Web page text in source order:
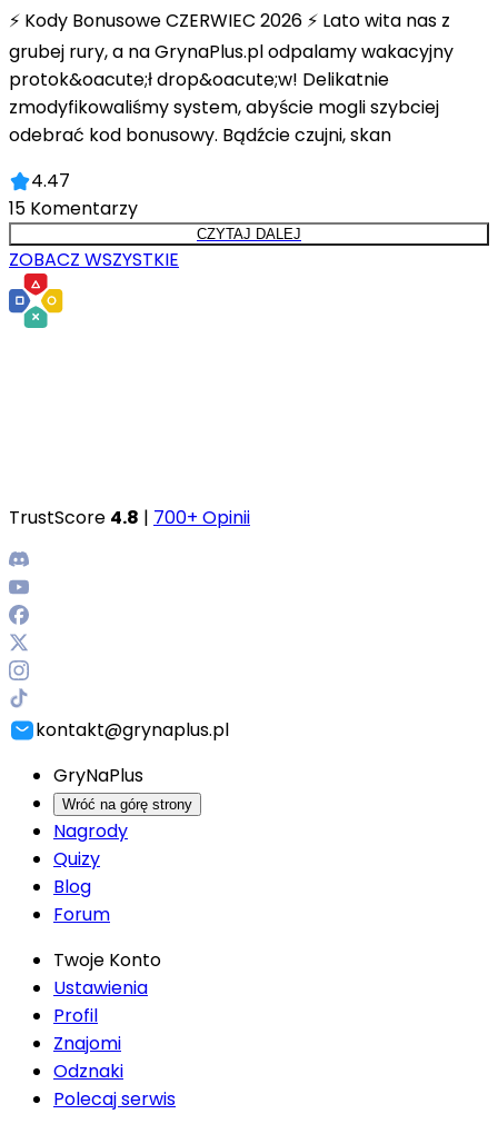
⚡ Kody Bonusowe CZERWIEC 2026 ⚡ Lato wita nas z
grubej rury, a na GrynaPlus.pl odpalamy wakacyjny
protok&oacute;ł drop&oacute;w! Delikatnie
zmodyfikowaliśmy system, abyście mogli szybciej
odebrać kod bonusowy. Bądźcie czujni, skan
4.47
15 Komentarzy
CZYTAJ DALEJ
ZOBACZ WSZYSTKIE
TrustScore 4.8 | 700+ Opinii
kontakt@grynaplus.pl
GryNaPlus
Wróć na górę strony
Nagrody
Quizy
Blog
Forum
Twoje Konto
Ustawienia
Profil
Znajomi
Odznaki
Polecaj serwis